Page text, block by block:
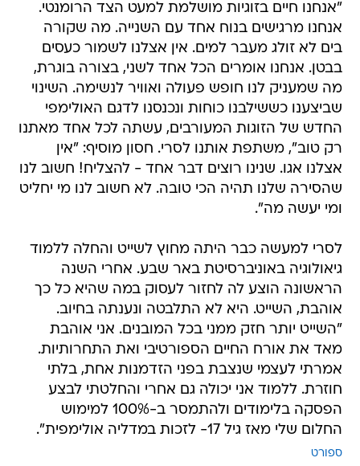
"אנחנו חיים בזוגיות מושלמת למעט הצד הרומנטי.
אנחנו מרגישים בנוח אחד עם השנייה. מה שקורה
בים לא זולג מעבר למים. אין אצלנו לשמור כעסים
בבטן. אנחנו אומרים הכל אחד לשני, בצורה בוגרת,
מה שמעניק לנו חופש פעולה ואוויר לנשימה. השינוי
שביצענו כששילבנו כוחות ונכנסנו לדגם האולימפי
החדש של הזוגות המעורבים, עשתה לכל אחד מאתנו
רק טוב", משתפת אותנו לסרי. חסון מוסיף: "אין
אצלנו אגו. שנינו רוצים דבר אחד - להצליח! חשוב לנו
שהסירה שלנו תהיה הכי טובה. לא חשוב לנו מי יחליט
ומי יעשה מה".
לסרי למעשה כבר היתה מחוץ לשייט והחלה ללמוד
גיאולוגיה באוניברסיטת באר שבע. אחרי השנה
הראשונה הוצע לה לחזור לעסוק במה שהיא כל כך
אוהבת, השייט. היא לא התלבטה ונענתה בחיוב.
"השייט יותר חזק ממני בכל המובנים. אני אוהבת
מאד את אורח החיים הספורטיבי ואת התחרותיות.
אמרתי לעצמי שנצבת בפני הזדמנות אחת, בלתי
חוזרת. ללמוד אני יכולה גם אחרי והחלטתי לבצע
הפסקה בלימודים ולהתמסר ב-100% למימוש
החלום שלי מאז גיל 17- לזכות במדליה אולימפית".
ספורט